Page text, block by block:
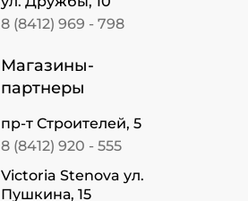
8 (8412) 969 - 798
Магазины-
партнеры
пр-т Строителей, 5
8 (8412) 920 - 555
Victoria Stenova ул.
Пушкина, 15